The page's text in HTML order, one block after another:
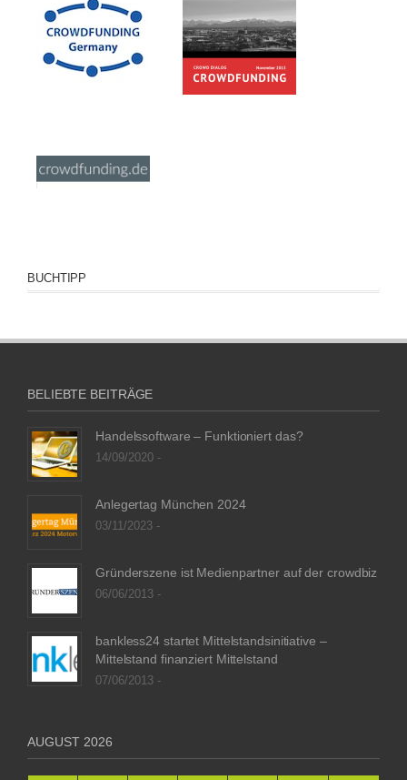
BUCHTIPP
BELIEBTE BEITRÄGE
Handelssoftware – Funktioniert das?
14/09/2020 -
Anlegertag München 2024
03/11/2023 -
Gründerszene ist Medienpartner auf der crowdbiz
06/06/2013 -
bankless24 startet Mittelstandsinitiative –
Mittelstand finanziert Mittelstand
07/06/2013 -
AUGUST 2026